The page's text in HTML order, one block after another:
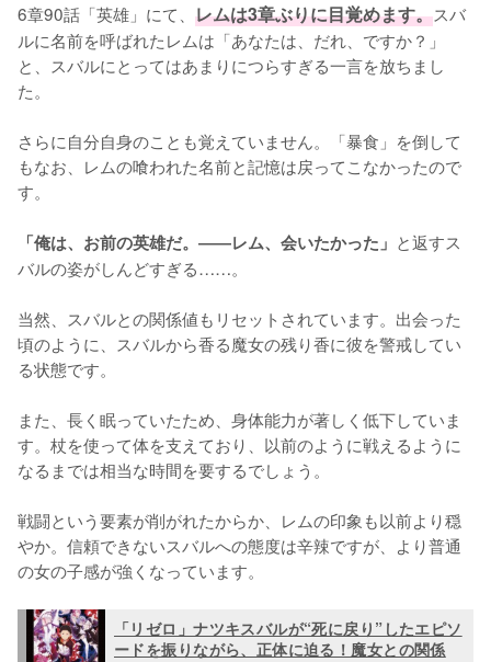
6章90話「英雄」にて、 レムは3章ぶりに目覚めます。スバ
ルに名前を呼ばれたレムは「あなたは、だれ、ですか？」
と、スバルにとってはあまりにつらすぎる一言を放ちまし
た。
さらに自分自身のことも覚えていません。「暴食」を倒して
もなお、レムの喰われた名前と記憶は戻ってこなかったので
す。
「俺は、お前の英雄だ。――レム、会いたかった」 と返すス
バルの姿がしんどすぎる……。
当然、スバルとの関係値もリセットされています。出会った
頃のように、スバルから香る魔女の残り香に彼を警戒してい
る状態です。
また、長く眠っていたため、身体能力が著しく低下していま
す。杖を使って体を支えており、以前のように戦えるように
なるまでは相当な時間を要するでしょう。
戦闘という要素が削がれたからか、レムの印象も以前より穏
やか。信頼できないスバルへの態度は辛辣ですが、より普通
の女の子感が強くなっています。
「リゼロ」ナツキスバルが“死に戻り”したエピソ
ードを振りながら、正体に迫る！魔女との関係